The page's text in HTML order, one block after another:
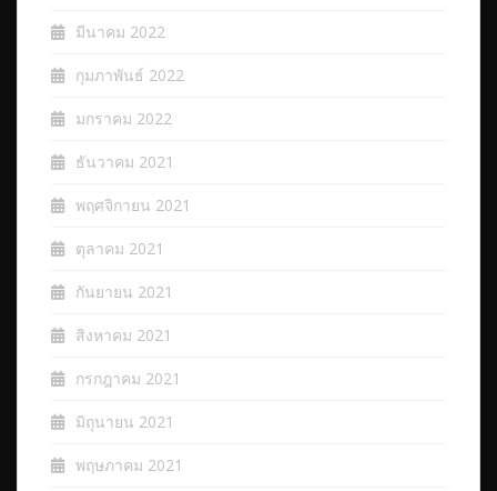
มีนาคม 2022
กุมภาพันธ์ 2022
มกราคม 2022
ธันวาคม 2021
พฤศจิกายน 2021
ตุลาคม 2021
กันยายน 2021
สิงหาคม 2021
กรกฎาคม 2021
มิถุนายน 2021
พฤษภาคม 2021